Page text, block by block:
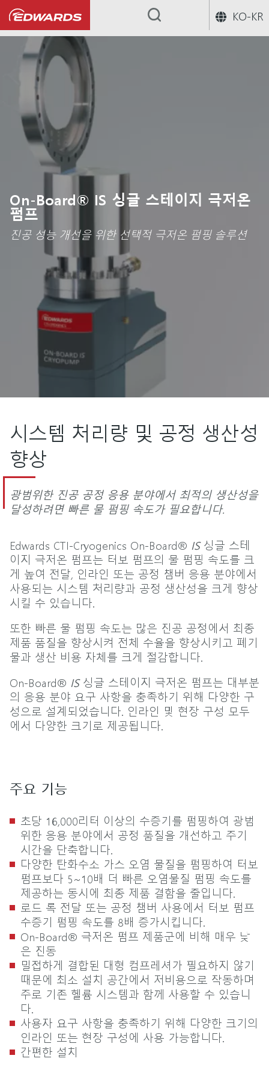
KO-KR
... 크라이오 펌프 On-Board® IS
On-Board® IS 싱글 스테이지 극저온
펌프
진공 성능 개선을 위한 선택적 극저온 펌핑 솔루션
시스템 처리량 및 공정 생산성
향상
광범위한 진공 공정 응용 분야에서 최적의 생산성을
달성하려면 빠른 물 펌핑 속도가 필요합니다.
Edwards CTI-Cryogenics On-Board® IS싱글 스테
이지 극저온 펌프는 터보 펌프의 물 펌핑 속도를 크
게 높여 전달, 인라인 또는 공정 챔버 응용 분야에서
사용되는 시스템 처리량과 공정 생산성을 크게 향상
시킬 수 있습니다.
또한 빠른 물 펌핑 속도는 많은 진공 공정에서 최종
제품 품질을 향상시켜 전체 수율을 향상시키고 폐기
물과 생산 비용 자체를 크게 절감합니다.
On-Board® IS싱글 스테이지 극저온 펌프는 대부분
의 응용 분야 요구 사항을 충족하기 위해 다양한 구
성으로 설계되었습니다. 인라인 및 현장 구성 모두
에서 다양한 크기로 제공됩니다.
주요 기능
초당 16,000리터 이상의 수증기를 펌핑하여 광범
위한 응용 분야에서 공정 품질을 개선하고 주기
시간을 단축합니다.
다양한 탄화수소 가스 오염 물질을 펌핑하여 터보
펌프보다 5~10배 더 빠른 오염물질 펌핑 속도를
제공하는 동시에 최종 제품 결함을 줄입니다.
로드 록 전달 또는 공정 챔버 사용에서 터보 펌프
수증기 펌핑 속도를 8배 증가시킵니다.
On-Board® 극저온 펌프 제품군에 비해 매우 낮
은 진동
밀접하게 결합된 대형 컴프레셔가 필요하지 않기
때문에 최소 설치 공간에서 저비용으로 작동하며
주로 기존 헬륨 시스템과 함께 사용할 수 있습니
다.
사용자 요구 사항을 충족하기 위해 다양한 크기의
인라인 또는 현장 구성에 사용 가능합니다.
간편한 설치